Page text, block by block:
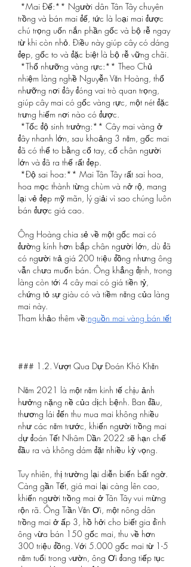
*Mai Đế:** Người dân Tân Tây chuyên
trồng và bán mai đế, tức là loại mai được
chú trọng uốn nắn phần gốc và bộ rễ ngay
từ khi còn nhỏ. Điều này giúp cây có dáng
đẹp, gốc to và đặc biệt là bộ rễ vững chãi.
*Thổ nhưỡng vàng rực:** Theo Chủ
nhiệm làng nghề Nguyễn Văn Hoàng, thổ
nhưỡng nơi đây đóng vai trò quan trọng,
giúp cây mai có gốc vàng rực, một nét đặc
trưng hiếm nơi nào có được.
*Tốc độ sinh trưởng:** Cây mai vàng ở
đây nhanh lớn, sau khoảng 3 năm, gốc mai
đã có thể to bằng cổ tay, cổ chân người
lớn và đã ra thế rất đẹp.
*Độ sai hoa:** Mai Tân Tây rất sai hoa,
hoa mọc thành từng chùm và nở rộ, mang
lại vẻ đẹp mỹ mãn, lý giải vì sao chúng luôn
bán được giá cao.
Ông Hoàng chia sẻ về một gốc mai có
đường kính hơn bắp chân người lớn, dù đã
có người trả giá 200 triệu đồng nhưng ông
vẫn chưa muốn bán. Ông khẳng định, trong
làng còn tới 4 cây mai có giá tiền tỷ,
chứng tỏ sự giàu có và tiềm năng của làng
mai này.
Tham khảo thêm về:nguồn mai vàng bán tết
### 1.2. Vượt Qua Dự Đoán Khó Khăn
Năm 2021 là một năm kinh tế chịu ảnh
hưởng nặng nề của dịch bệnh. Ban đầu,
thương lái đến thu mua mai không nhiều
như các năm trước, khiến người trồng mai
dự đoán Tết Nhâm Dần 2022 sẽ hạn chế
đầu ra và không dám đặt nhiều kỳ vọng.
Tuy nhiên, thị trường lại diễn biến bất ngờ.
Càng gần Tết, giá mai lại càng lên cao,
khiến người trồng mai ở Tân Tây vui mừng
rộn rã. Ông Trần Văn Ơi, một nông dân
trồng mai ở ấp 3, hồ hởi cho biết gia đình
ông vừa bán 150 gốc mai, thu về hơn
300 triệu đồng. Với 5.000 gốc mai từ 1-5
năm tuổi trong vườn, ông Ơi đang tiếp tục